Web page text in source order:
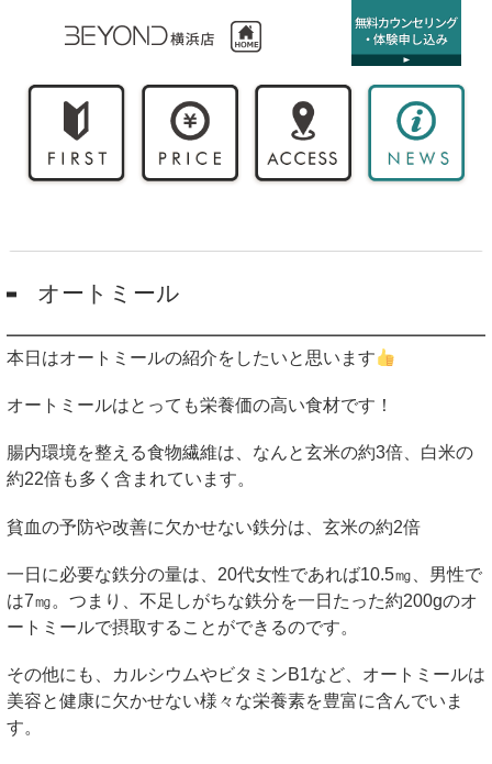
オートミール
本日はオートミールの紹介をしたいと思います
オートミールはとっても栄養価の高い食材です！
腸内環境を整える食物繊維は、なんと玄米の約3倍、白米の
約22倍も多く含まれています。
貧血の予防や改善に欠かせない鉄分は、玄米の約2倍
一日に必要な鉄分の量は、 20代女性であれば10.5㎎、男性で
は7㎎。つまり、不足しがちな鉄分を一日たった約200gのオ
ートミールで摂取することができるのです。
その他にも、カルシウムやビタミンB1など、オートミールは
美容と健康に欠かせない様々な栄養素を豊富に含んでいま
す。